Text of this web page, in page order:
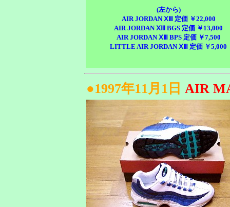
(左から)
AIR JORDAN ⅩⅢ 定価 ￥22,000
AIR JORDAN ⅩⅢ BGS 定価 ￥13,000
AIR JORDAN ⅩⅢ BPS 定価 ￥7,500
LITTLE AIR JORDAN ⅩⅢ 定価 ￥5,000
●1997年11月1日 AIR